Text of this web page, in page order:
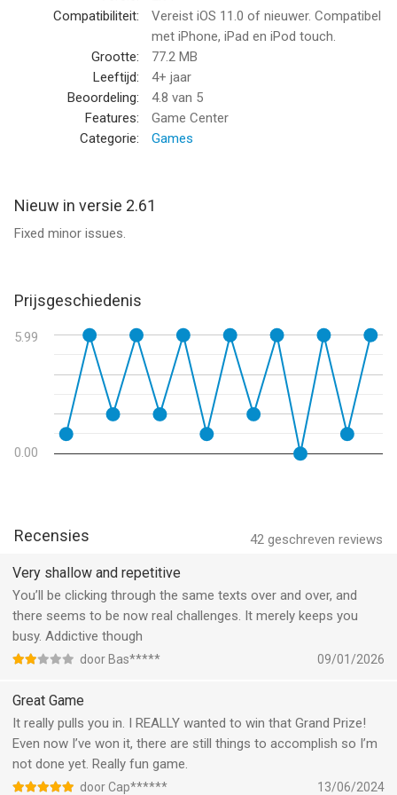
games!
https://twitter.com/kairokun2010
Game Dev Story van Kairosoft Co.,Ltd is een app voor iPhone,
Informatie voor Game Dev Storyis het laatst vergeleken op 8
Aug om 03:13.
Compatibiliteit:
Vereist iOS 11.0 of nieuwer. Compatibel
met iPhone, iPad en iPod touch.
Grootte:
77.2 MB
Leeftijd:
4+ jaar
Beoordeling:
4.8 van 5
Features:
Game Center
Categorie:
Games
Nieuw in versie 2.61
Fixed minor issues.
Prijsgeschiedenis
5.99
0.00
42 geschreven reviews
Recensies
Very shallow and repetitive
You’ll be clicking through the same texts over and over, and
there seems to be now real challenges. It merely keeps you
busy. Addictive though
door Bas***** 09/01/2026
Great Game
It really pulls you in. I REALLY wanted to win that Grand Prize!
Even now I’ve won it, there are still things to accomplish so I’m
not done yet. Really fun game.
door Cap****** 13/06/2024